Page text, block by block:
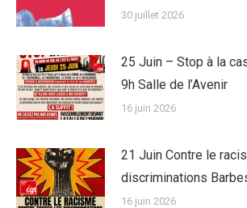
30 juillet 2026
25 Juin – Stop à la
9h Salle de l’Avenir
16 juin 2026
21 Juin Contre le
discriminations
16 juin 2026